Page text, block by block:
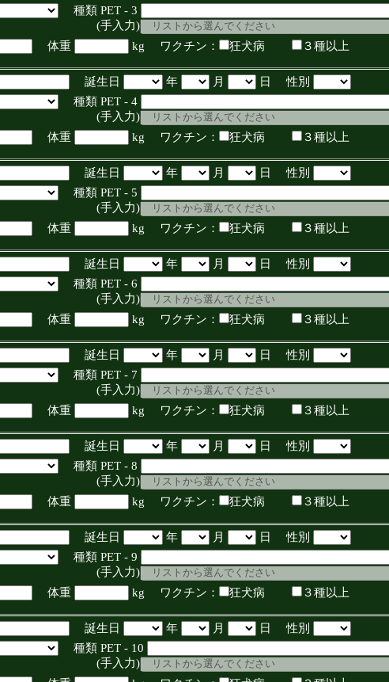
種類 PET - 3
入力)
体重 kg ワクチン： 狂犬病 ３種以上
誕生日 年 月
日 性別
種類 PET - 4
入力)
体重 kg ワクチン： 狂犬病 ３種以上
誕生日 年 月
日 性別
種類 PET - 5
入力)
体重 kg ワクチン： 狂犬病 ３種以上
誕生日 年 月
日 性別
種類 PET - 6
入力)
体重 kg ワクチン： 狂犬病 ３種以上
誕生日 年 月
日 性別
種類 PET - 7
入力)
体重 kg ワクチン： 狂犬病 ３種以上
誕生日 年 月
日 性別
種類 PET - 8
入力)
体重 kg ワクチン： 狂犬病 ３種以上
誕生日 年 月
日 性別
種類 PET - 9
入力)
体重 kg ワクチン： 狂犬病 ３種以上
誕生日 年 月
日 性別
種類 PET - 10
入力)